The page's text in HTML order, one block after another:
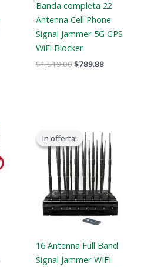
Banda completa 22
Antenna Cell Phone
Signal Jammer 5G GPS
WiFi Blocker
$1,519.00$789.88
In offerta!
In offerta!
16 Antenna Full Band
Signal Jammer WIFI
prezzo
originale
era:
$2,399.00.
prezzo
attuale
$1,719.19.